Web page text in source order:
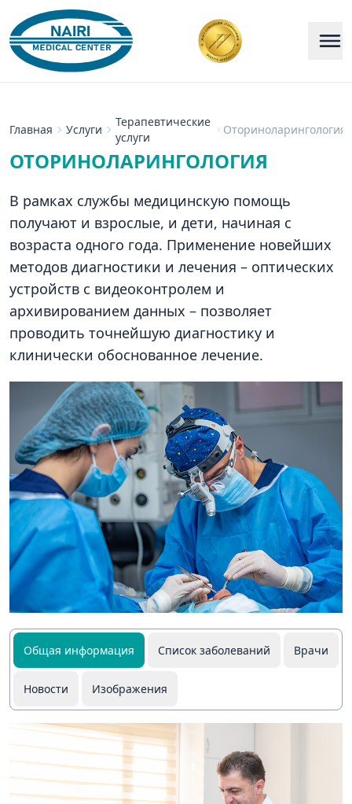
Главная Услуги
Терапевтические
услуги
Оториноларингология
ОТОРИНОЛАРИНГОЛОГИЯ
В рамках службы медицинскую помощь
получают и взрослые, и дети, начиная с
возраста одного года. Применение новейших
методов диагностики и лечения – оптических
устройств с видеоконтролем и
архивированием данных – позволяет
проводить точнейшую диагностику и
клинически обоснованное лечение.
Общая информация Список заболеваний Врачи
Новости Изображения